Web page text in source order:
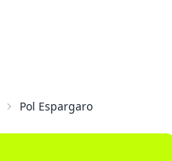
Pol Espargaro